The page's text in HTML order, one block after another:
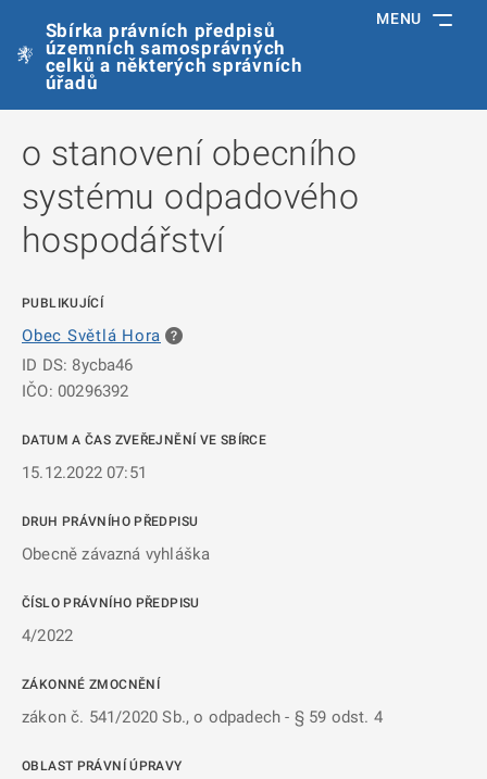
Sbírka právních předpisů
územních samosprávných
celků a některých správních
úřadů
MENU
o stanovení obecního
systému odpadového
hospodářství
PUBLIKUJÍCÍ
Obec Světlá Hora
ID DS: 8ycba46
IČO: 00296392
DATUM A ČAS ZVEŘEJNĚNÍ VE SBÍRCE
15.12.2022 07:51
DRUH PRÁVNÍHO PŘEDPISU
Obecně závazná vyhláška
ČÍSLO PRÁVNÍHO PŘEDPISU
4/2022
ZÁKONNÉ ZMOCNĚNÍ
zákon č. 541/2020 Sb., o odpadech - § 59 odst. 4
OBLAST PRÁVNÍ ÚPRAVY